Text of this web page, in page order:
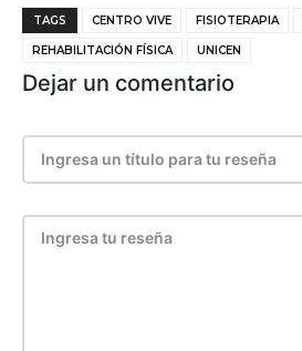
TAGS CENTRO VIVE FISIOTERAPIA
REHABILITACIÓN FÍSICA UNICEN
Dejar un comentario